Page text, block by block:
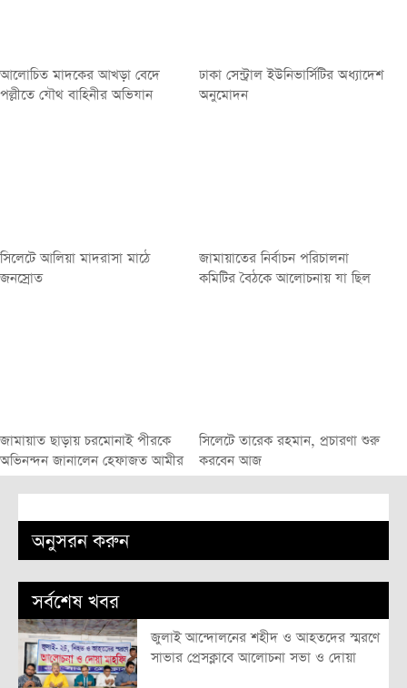
আলোচিত মাদকের আখড়া বেদে
পল্লীতে যৌথ বাহিনীর অভিযান
ঢাকা সেন্ট্রাল ইউনিভার্সিটির অধ্যাদেশ
অনুমোদন
সিলেটে আলিয়া মাদরাসা মাঠে
জনস্রোত
জামায়াতের নির্বাচন পরিচালনা
কমিটির বৈঠকে আলোচনায় যা ছিল
জামায়াত ছাড়ায় চরমোনাই পীরকে
অভিনন্দন জানালেন হেফাজত আমীর
সিলেটে তারেক রহমান, প্রচারণা শুরু
করবেন আজ
অনুসরন করুন
সর্বশেষ খবর
জুলাই আন্দোলনের শহীদ ও আহতদের স্মরণে
সাভার প্রেসক্লাবে আলোচনা সভা ও দোয়া